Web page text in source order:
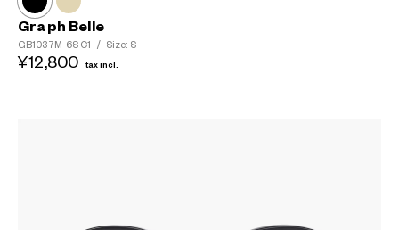
Graph Belle
GB1037M-6S C1 / Size: S
¥12,800 tax incl.